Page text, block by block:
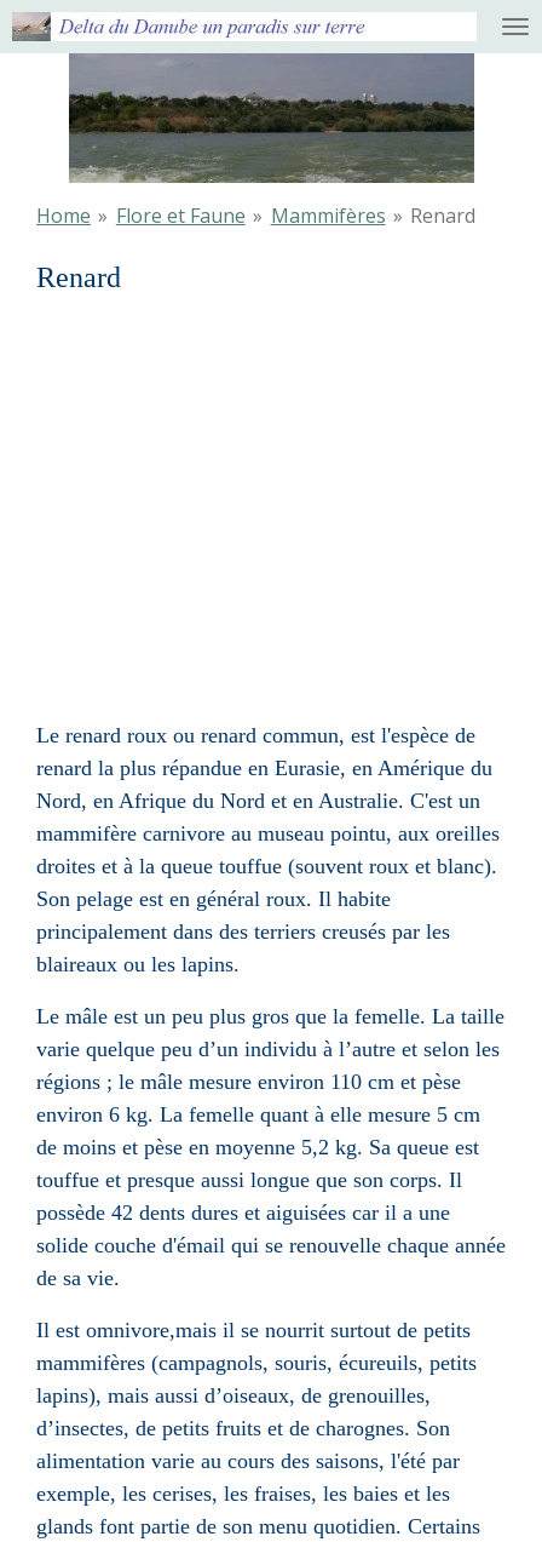
Ga
direct
hoofdinhoud
Home » Flore et Faune » Mammifères » Renard
Renard
Le renard roux ou renard commun, est l'espèce de
renard la plus répandue en Eurasie, en Amérique du
Nord, en Afrique du Nord et en Australie. C'est un
mammifère carnivore au museau pointu, aux oreilles
droites et à la queue touffue (souvent roux et blanc).
Son pelage est en général roux. Il habite
principalement dans des terriers creusés par les
blaireaux ou les lapins.
Le mâle est un peu plus gros que la femelle. La taille
varie quelque peu d’un individu à l’autre et selon les
régions ; le mâle mesure environ 110 cm et pèse
environ 6 kg. La femelle quant à elle mesure 5 cm
de moins et pèse en moyenne 5,2 kg. Sa queue est
touffue et presque aussi longue que son corps. Il
possède 42 dents dures et aiguisées car il a une
solide couche d'émail qui se renouvelle chaque année
de sa vie.
Il est omnivore,mais il se nourrit surtout de petits
mammifères (campagnols, souris, écureuils, petits
lapins), mais aussi d’oiseaux, de grenouilles,
d’insectes, de petits fruits et de charognes. Son
alimentation varie au cours des saisons, l'été par
exemple, les cerises, les fraises, les baies et les
glands font partie de son menu quotidien. Certains